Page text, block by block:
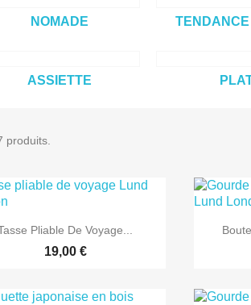
NOMADE TENDANCE
ASSIETTE
produits.
 Aperçu rapide
Pliable De Voyage...
19,00 €